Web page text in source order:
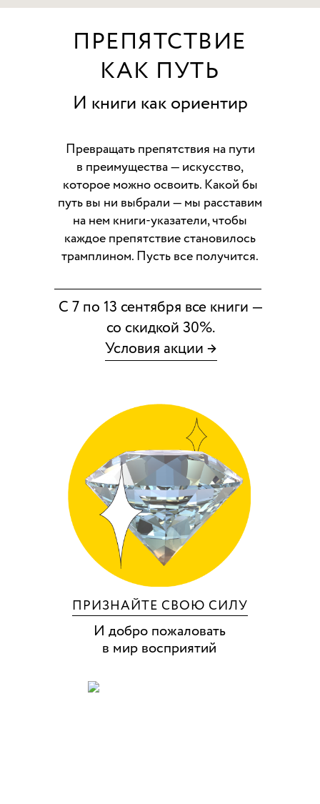
Превращать препятствия на пути
в преимущества — искусство,
которое можно освоить. Какой бы
путь вы ни выбрали — мы расставим
на нем книги-указатели, чтобы
каждое препятствие становилось
трамплином. Пусть все получится.
ПРЕПЯТСТВИЕ
КАК ПУТЬ
И книги как ориентир
С 7 по 13 сентября все книги —
со скидкой 30%.
Условия акции →
ПРИЗНАЙТЕ СВОЮ СИЛУ
И добро пожаловать
в мир восприятий